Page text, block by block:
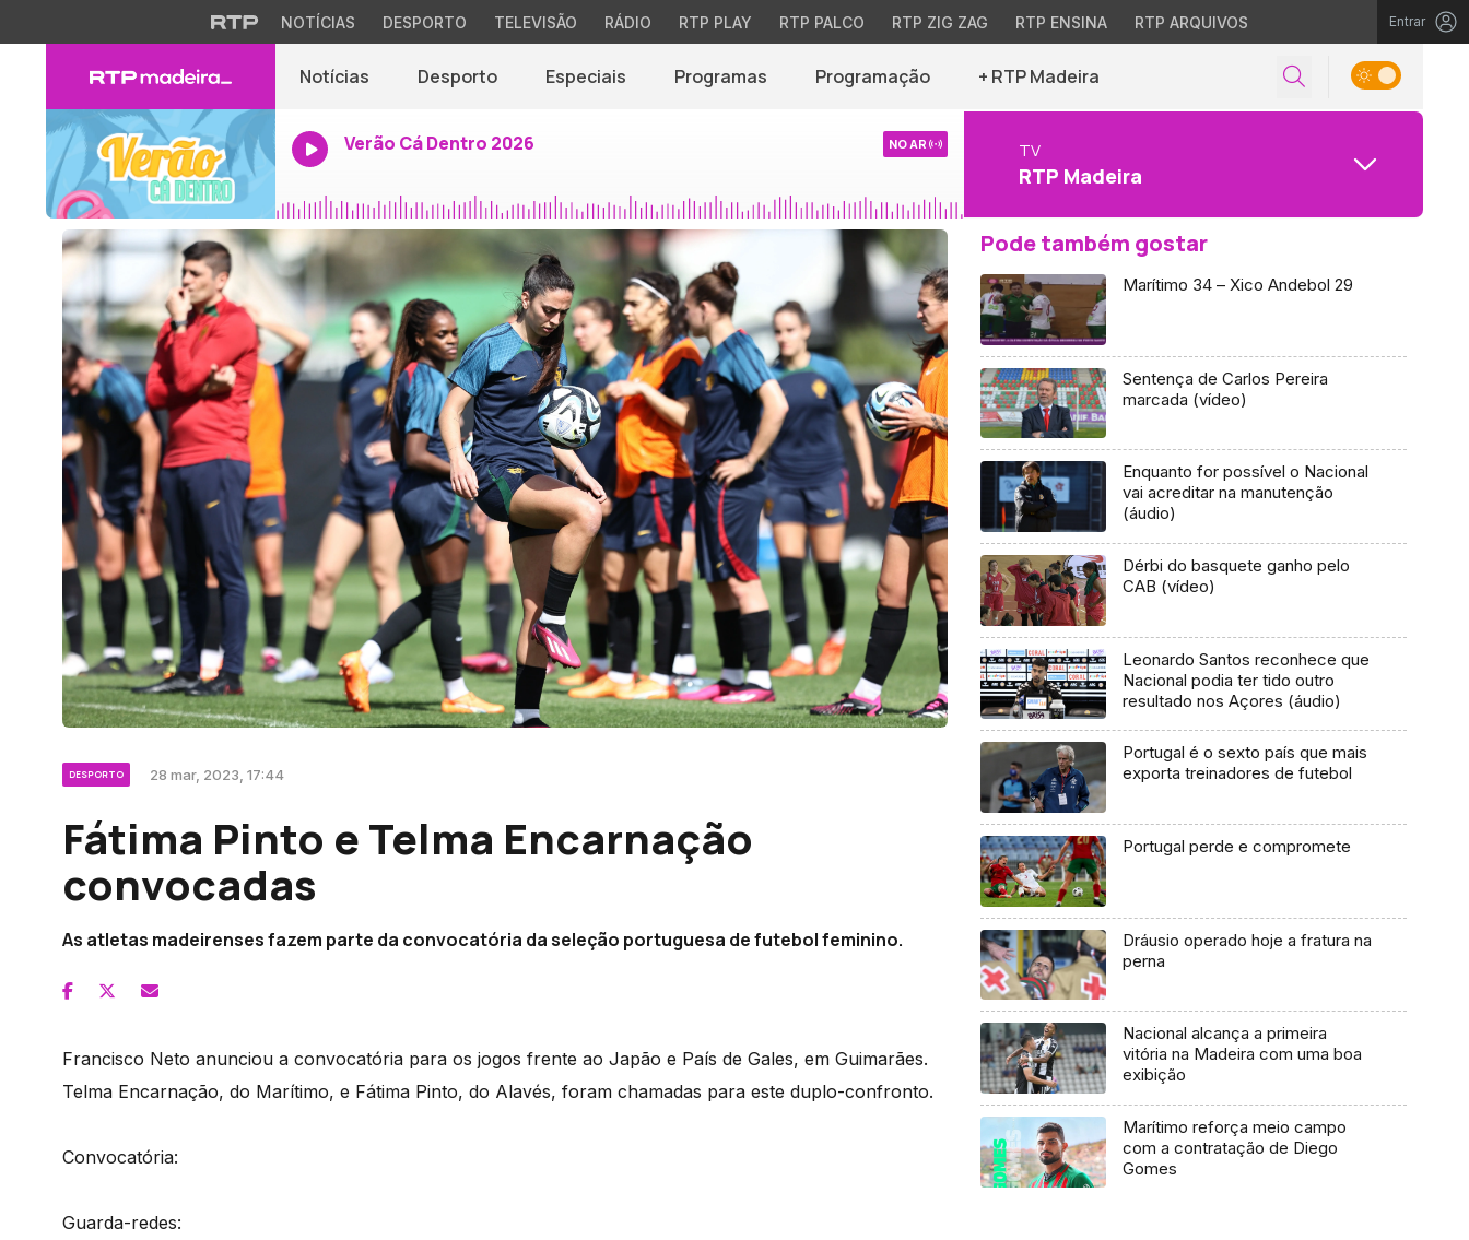
NOTÍCIAS DESPORTO TELEVISÃO RÁDIO RTP PLAY RTP PALCO RTP ZIG ZAG RTP ENSINA RTP ARQUIVOS Entrar
Notícias Desporto Especiais Programas Programação + RTP Madeira
Verão Cá Dentro 2026 NO AR TV
RTP Madeira
DESPORTO 28 mar, 2023, 17:44
Fátima Pinto e Telma Encarnação
convocadas
As atletas madeirenses fazem parte da convocatória da seleção portuguesa de futebol feminino.
Francisco Neto anunciou a convocatória para os jogos frente ao Japão e País de Gales, em Guimarães.
Telma Encarnação, do Marítimo, e Fátima Pinto, do Alavés, foram chamadas para este duplo-confronto.
Convocatória:
Guarda-redes:
Pode também gostar
Marítimo 34 – Xico Andebol 29
Sentença de Carlos Pereira
marcada (vídeo)
Enquanto for possível o Nacional
vai acreditar na manutenção
(áudio)
Dérbi do basquete ganho pelo
CAB (vídeo)
Leonardo Santos reconhece que
Nacional podia ter tido outro
resultado nos Açores (áudio)
Portugal é o sexto país que mais
exporta treinadores de futebol
Portugal perde e compromete
Dráusio operado hoje a fratura na
perna
Nacional alcança a primeira
vitória na Madeira com uma boa
exibição
Marítimo reforça meio campo
com a contratação de Diego
Gomes